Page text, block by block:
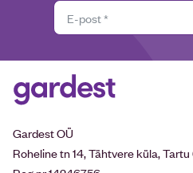
Gardest OÜ
Roheline tn 14, Tähtvere küla, Tartu